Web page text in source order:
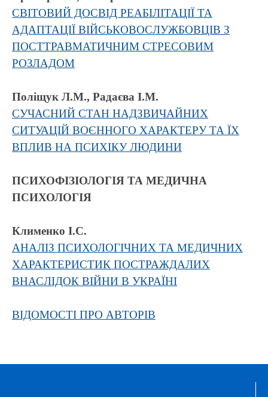
СВІТОВИЙ ДОСВІД РЕАБІЛІТАЦІЇ ТА
АДАПТАЦІЇ ВІЙСЬКОВОСЛУЖБОВЦІВ З
ПОСТТРАВМАТИЧНИМ СТРЕСОВИМ
РОЗЛАДОМ
Поліщук Л.М., Радаєва І.М.
СУЧАСНИЙ СТАН НАДЗВИЧАЙНИХ
СИТУАЦІЙ ВОЄННОГО ХАРАКТЕРУ ТА ЇХ
ВПЛИВ НА ПСИХІКУ ЛЮДИНИ
ПСИХОФІЗІОЛОГІЯ ТА МЕДИЧНА
ПСИХОЛОГІЯ
Клименко І.С.
АНАЛІЗ ПСИХОЛОГІЧНИХ ТА МЕДИЧНИХ
ХАРАКТЕРИСТИК ПОСТРАЖДАЛИХ
ВНАСЛІДОК ВІЙНИ В УКРАЇНІ
ВІДОМОСТІ ПРО АВТОРІВ